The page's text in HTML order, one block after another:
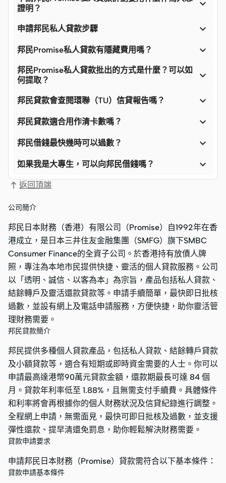
證明？

申請邦民私人貸款步驟 
邦民Promise私人貸款有隱藏費用嗎？ 
邦民Promise私人貸款批出的方式是什麼？可以如
何提取？

邦民貸款會查閱環聯（TU）信貸報告嗎？ 
邦民貸款適合用作清卡數嗎？ 
邦民借錢最快幾時可以過數？ 
如果我是大專生，可以向邦民借錢嗎？ 
返回頂端
公司簡介
邦民日本財務（香港）有限公司（Promise）自1992年在香
港成立，是日本三井住友金融集團（SMFG）旗下SMBC
Consumer Finance的全資子公司。於香港持有放債人牌
照，專注為本地市民提供快捷、靈活的個人貸款服務。公司
以「透明、誠信、以客為本」為宗旨，產品包括私人貸款、
結餘轉戶及靈活還款貸款等。申請手續簡單，最快即日批核
過數，並設有網上及電話申請服務，方便快捷，助你靈活管
理財務需要。
邦民貸款簡介
邦民提供多種個人貸款產品，包括私人貸款、結餘轉戶貸款
及小額貸款等，適合有短期或即時資金需要的人士。你可以
申請最高達港幣90萬元貸款金額，還款期最長可達 84 個
月。貸款年利率低至 1.88%，且無需支付手續費。具體條件
和利率將會再根據你的個人財務狀況及信貸紀錄進行調整。
全程網上申請，無需面見，最快可即日批核及過數，並支援
彈性還款、提早清還免罰息，助你輕鬆解決財務需要。
貸款申請要求
申請邦民日本財務（Promise）貸款需符合以下基本條件：
貸款申請基本條件